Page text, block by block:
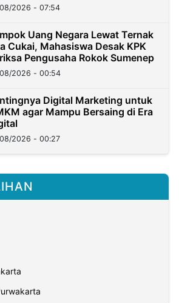
2026 - 07:54
Uang Negara Lewat Ternak
Cukai, Mahasiswa Desak KPK
Pengusaha Rokok Sumenep
2026 - 00:54
Digital Marketing untuk
agar Mampu Bersaing di Era
2026 - 00:27